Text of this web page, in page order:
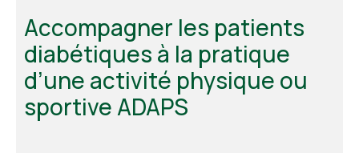
Accompagner les patients
diabétiques à la pratique
d’une activité physique ou
sportive ADAPS